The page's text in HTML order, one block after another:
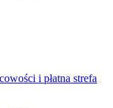
i płatna strefa